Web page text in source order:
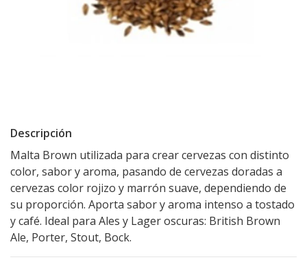
Descripción
Malta Brown utilizada para crear cervezas con distinto
color, sabor y aroma, pasando de cervezas doradas a
cervezas color rojizo y marrón suave, dependiendo de
su proporción. Aporta sabor y aroma intenso a tostado
y café. Ideal para Ales y Lager oscuras: British Brown
Ale, Porter, Stout, Bock.